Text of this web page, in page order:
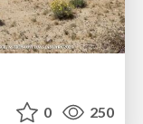
0 250